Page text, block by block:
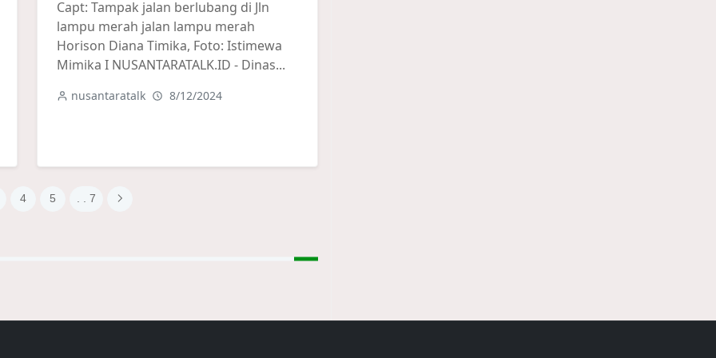
Capt: Tampak jalan berlubang di Jln
lampu merah jalan lampu merah
Horison Diana Timika, Foto: Istimewa
Mimika I NUSANTARATALK.ID - Dinas...
nusantaratalk 8/12/2024
4 5 . . 7